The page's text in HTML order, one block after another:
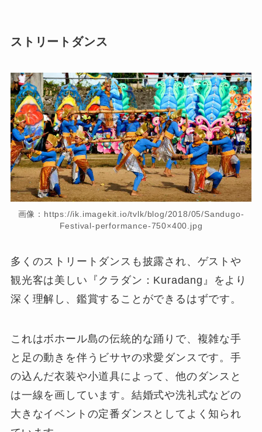
ストリートダンス
画像：https://ik.imagekit.io/tvlk/blog/2018/05/Sandugo-
Festival-performance-750×400.jpg
多くのストリートダンスも披露され、ゲストや
観光客は美しい『クラダン：Kuradang』をより
深く理解し、鑑賞することができるはずです。
これはボホール島の伝統的な踊りで、複雑な手
と足の動きを伴うビサヤの求愛ダンスです。手
の込んだ衣装や小道具によって、他のダンスと
は一線を画しています。結婚式や洗礼式などの
大きなイベントの定番ダンスとしてよく知られ